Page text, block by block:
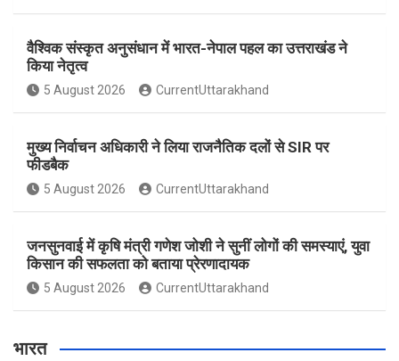
वैश्विक संस्कृत अनुसंधान में भारत-नेपाल पहल का उत्तराखंड ने
किया नेतृत्व
5 August 2026 CurrentUttarakhand
मुख्य निर्वाचन अधिकारी ने लिया राजनैतिक दलों से SIR पर
फीडबैक
5 August 2026 CurrentUttarakhand
जनसुनवाई में कृषि मंत्री गणेश जोशी ने सुनीं लोगों की समस्याएं, युवा
किसान की सफलता को बताया प्रेरणादायक
5 August 2026 CurrentUttarakhand
भारत